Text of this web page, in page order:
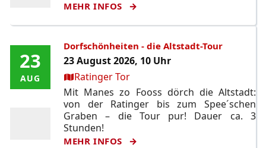
MEHR INFOS
23
AUG
23
AUG
Dorfschönheiten - die Altstadt-Tour
23 August 2026, 10 Uhr
Ort:Ratinger Tor
Mit Manes zo Fooss dörch die Altstadt:
von der Ratinger bis zum Spee´schen
Graben – die Tour pur! Dauer ca. 3
Stunden!
MEHR INFOS